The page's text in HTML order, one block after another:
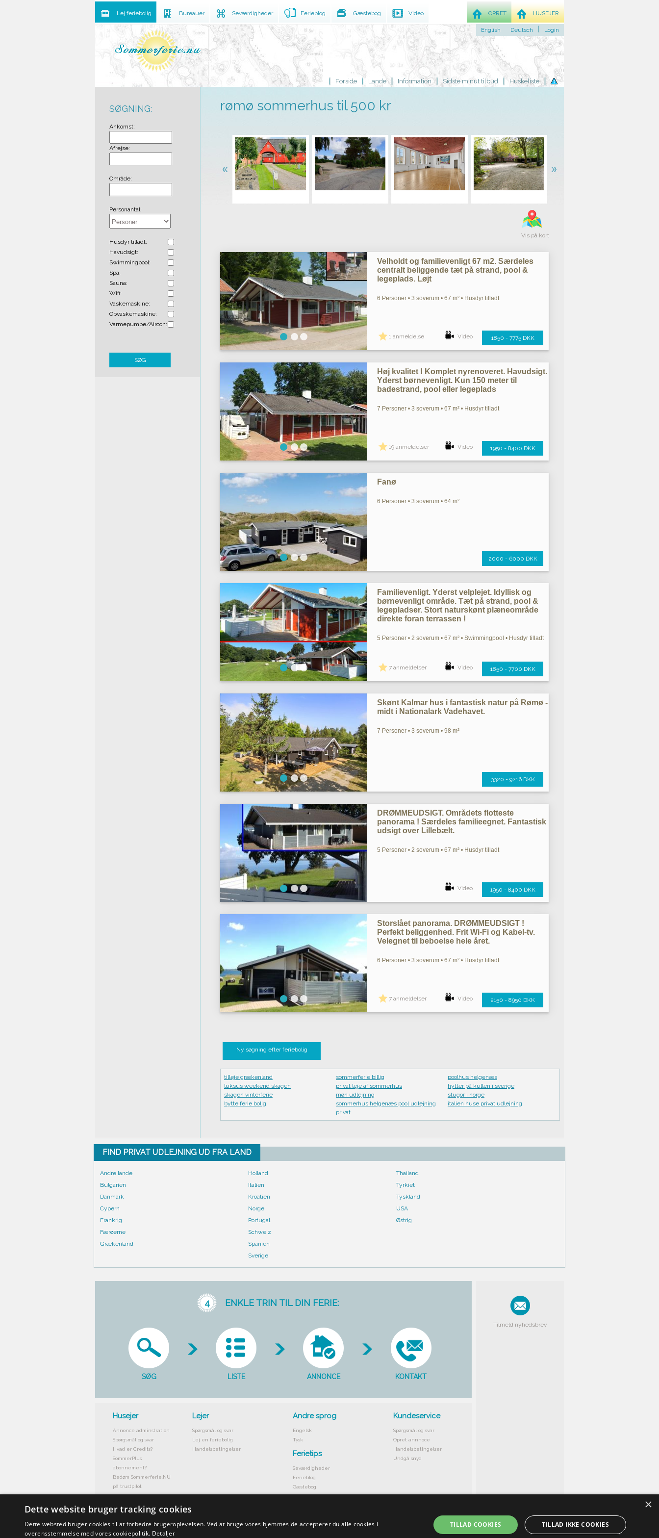
Forside Lande Information Sidste minut tilbud Huskeliste
rømø sommerhus til 500 kr
Vis på kort
Velholdt og familievenligt 67 m2. Særdeles
centralt beliggende tæt på strand, pool &
legeplads. Løjt
6 Personer • 3 soverum • 67 m² • Husdyr tilladt
1 anmeldelse Video 1850 - 7775 DKK
Høj kvalitet ! Komplet nyrenoveret. Havudsigt.
Yderst børnevenligt. Kun 150 meter til
badestrand, pool eller legeplads
7 Personer • 3 soverum • 67 m² • Husdyr tilladt
19 anmeldelser Video 1950 - 8400 DKK
Fanø
6 Personer • 3 soverum • 64 m²
2000 - 6000 DKK
Familievenligt. Yderst velplejet. Idyllisk og
børnevenligt område. Tæt på strand, pool &
legepladser. Stort naturskønt plæneområde
direkte foran terrassen !
5 Personer • 2 soverum • 67 m² • Swimmingpool • Husdyr tilladt
7 anmeldelser Video 1850 - 7700 DKK
Skønt Kalmar hus i fantastisk natur på Rømø -
midt i Nationalark Vadehavet.
7 Personer • 3 soverum • 98 m²
3320 - 9216 DKK
DRØMMEUDSIGT. Områdets flotteste
panorama ! Særdeles familieegnet. Fantastisk
udsigt over Lillebælt.
5 Personer • 2 soverum • 67 m² • Husdyr tilladt
Video 1950 - 8400 DKK
Storslået panorama. DRØMMEUDSIGT !
Perfekt beliggenhed. Frit Wi-Fi og Kabel-tv.
Velegnet til beboelse hele året.
6 Personer • 3 soverum • 67 m² • Husdyr tilladt
7 anmeldelser Video 2150 - 8950 DKK
Ny søgning efter feriebolig
tilleje grækenland
luksus weekend skagen
skagen vinterferie
bytte ferie bolig
sommerferie billig
privat leje af sommerhus
møn udlejning
sommerhus helgenæs pool udlejning
privat
poolhus helgenæs
hytter på kullen i sverige
stugor i norge
italien huse privat udlejning
SØGNING:
Ankomst:
Afrejse:
Område:
Personantal:
Husdyr tilladt:
Havudsigt:
Swimmingpool:
Spa:
Sauna:
Wifi:
Vaskemaskine:
Opvaskemaskine:
Varmepumpe/Aircon:
SØG
FIND PRIVAT UDLEJNING UD FRA LAND
Andre lande
Bulgarien
Danmark
Cypern
Frankrig
Færøerne
Grækenland
Holland
Italien
Kroatien
Norge
Portugal
Schweiz
Spanien
Sverige
Thailand
Tyrkiet
Tyskland
USA
Østrig
4 ENKLE TRIN TIL DIN FERIE:
SØG LISTE ANNONCE KONTAKT
Husejer
Annonce adminstration
Spørgsmål og svar
Hvad er Credits?
SommerPlus
abonnement?
Bedøm Sommerferie.NU
på trustpilot
Lejer
Spørgsmål og svar
Lej en feriebolig
Handelsbetingelser
Andre sprog
Engelsk
Tysk
Ferietips
Seværdigheder
Ferieblog
Gæstebog
Kundeservice
Spørgsmål og svar
Opret annnoce
Handelsbetingelser
Undgå snyd
Tilmeld nyhedsbrev
Lej feriebolig Bureauer Seværdigheder Ferieblog Gæstebog Video HUSEJER
OPRET
English Deutsch Login
×
Dette website bruger tracking cookies
Dette websted bruger cookies til at forbedre brugeroplevelsen. Ved at bruge vores hjemmeside accepterer du alle cookies i
overensstemmelse med vores cookiepolitik. Detaljer
TILLAD COOKIES TILLAD IKKE COOKIES